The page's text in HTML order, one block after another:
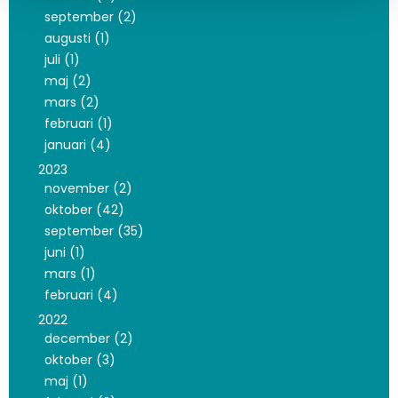
september (2)
augusti (1)
juli (1)
maj (2)
mars (2)
februari (1)
januari (4)
2023
november (2)
oktober (42)
september (35)
juni (1)
mars (1)
februari (4)
2022
december (2)
oktober (3)
maj (1)